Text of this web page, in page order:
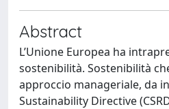
Abstract
L’Unione Europea ha
sostenibilità. Sostenibilità
approccio manageriale, da
Sustainability Directive